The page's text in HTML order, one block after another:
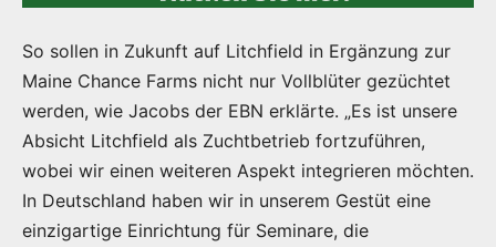
So sollen in Zukunft auf Litchfield in Ergänzung zur
Maine Chance Farms nicht nur Vollblüter gezüchtet
werden, wie Jacobs der EBN erklärte. „Es ist unsere
Absicht Litchfield als Zuchtbetrieb fortzuführen,
wobei wir einen weiteren Aspekt integrieren möchten.
In Deutschland haben wir in unserem Gestüt eine
einzigartige Einrichtung für Seminare, die